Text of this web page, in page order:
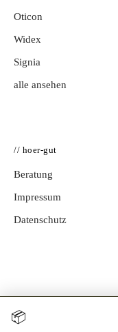
Oticon
Widex
Signia
alle ansehen
// hoer-gut
Beratung
Impressum
Datenschutz
📦